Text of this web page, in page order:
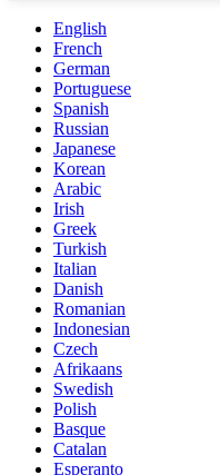
English
French
German
Portuguese
Spanish
Russian
Japanese
Korean
Arabic
Irish
Greek
Turkish
Italian
Danish
Romanian
Indonesian
Czech
Afrikaans
Swedish
Polish
Basque
Catalan
Esperanto